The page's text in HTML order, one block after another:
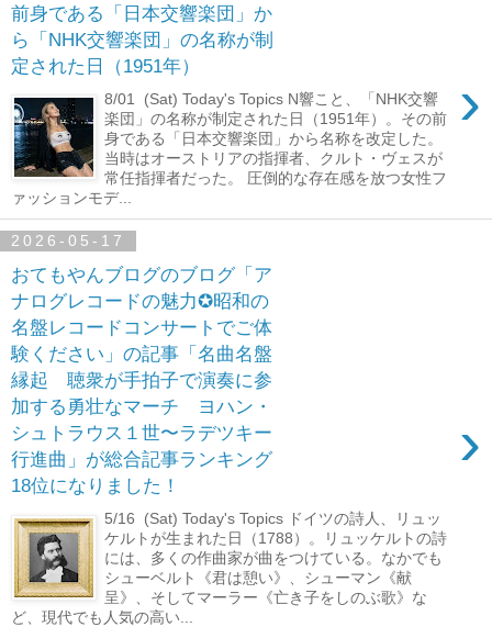
前身である「日本交響楽団」か
ら「NHK交響楽団」の名称が制
定された日（1951年）
›
8/01 (Sat) Today's Topics N響こと、「NHK交響
楽団」の名称が制定された日（1951年）。その前
身である「日本交響楽団」から名称を改定した。
当時はオーストリアの指揮者、クルト・ヴェスが
常任指揮者だった。 圧倒的な存在感を放つ女性フ
ァッションモデ...
2026-05-17
おてもやんブログのブログ「ア
ナログレコードの魅力✪昭和の
名盤レコードコンサートでご体
験ください」の記事「名曲名盤
縁起 聴衆が手拍子で演奏に参
加する勇壮なマーチ ヨハン・
シュトラウス１世〜ラデツキー
行進曲」が総合記事ランキング
18位になりました！
›
5/16 (Sat) Today's Topics ドイツの詩人、リュッ
ケルトが生まれた日（1788）。リュッケルトの詩
には、多くの作曲家が曲をつけている。なかでも
シューベルト《君は憩い》、シューマン《献
呈》、そしてマーラー《亡き子をしのぶ歌》な
ど、現代でも人気の高い...